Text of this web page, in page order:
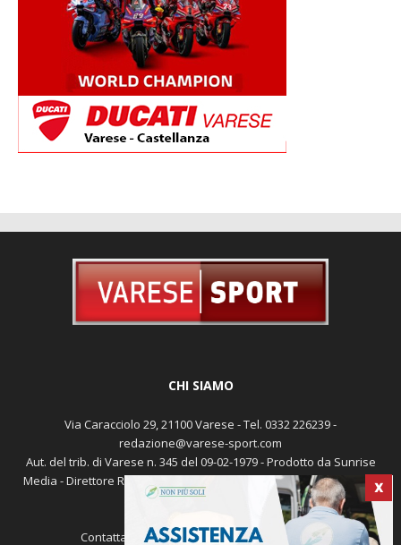
X
CHI SIAMO
Via Caracciolo 29, 21100 Varese - Tel. 0332 226239 -
redazione@varese-sport.com
Aut. del trib. di Varese n. 345 del 09-02-1979 - Prodotto da Sunrise
Media - Direttore Responsabile: Michele Marocco -Cookie policy
Pubblicità
Contattaci: redazione@varese-sport.com